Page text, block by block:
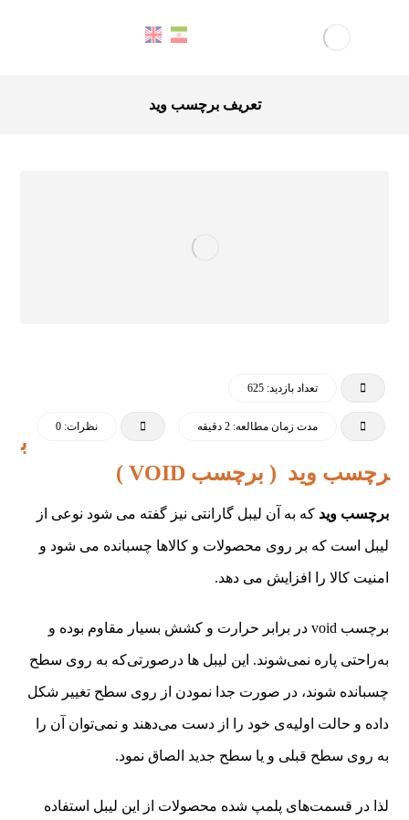
تعریف برچسب وید
تعداد بازدید: 625
مدت زمان مطالعه: 2 دقیقه نظرات: 0
ب
رچسب وید ( برچسب VOID )
برچسب وید که به آن لیبل گارانتی نیز گفته می شود نوعی از
لیبل است که بر روی محصولات و کالاها چسبانده می شود و
امنیت کالا را افزایش می دهد.
برچسب void در برابر حرارت و کشش بسیار مقاوم بوده و
به‌راحتی پاره نمی‌شوند. این لیبل ها درصورتی‌که به روی سطح
چسبانده شوند، در صورت جدا نمودن از روی سطح تغییر شکل
داده و حالت اولیه‌ی خود را از دست می‌دهند و نمی‌توان آن را
به روی سطح قبلی و یا سطح جدید الصاق نمود.
لذا در قسمت‌های پلمپ شده محصولات از این لیبل استفاده